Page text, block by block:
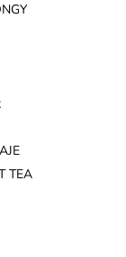
TEA